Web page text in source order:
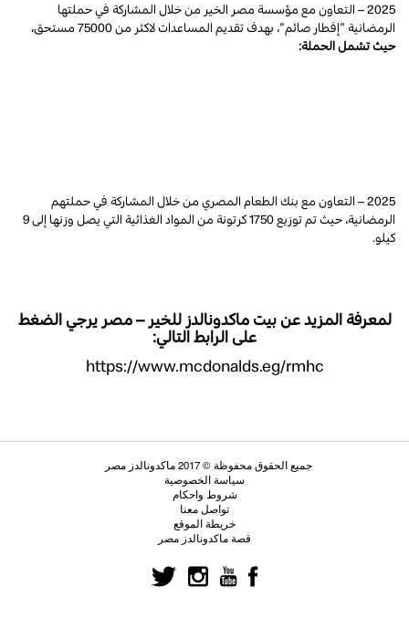
2025 – التعاون مع مؤسسة مصر الخير من خلال المشاركة في حملتها
الرمضانية "إفطار صائم"، بهدف تقديم المساعدات لاكثر من 75000 مستحق،
حيث تشمل الحملة:
2025 – التعاون مع بنك الطعام المصري من خلال المشاركة في حملتهم
الرمضانية، حيث تم توزيع 1750 كرتونة من المواد الغذائية التي يصل وزنها إلى 9
كيلو.
لمعرفة المزيد عن بيت ماكدونالدز للخير – مصر يرجي الضغط
على الرابط التالي:
https://www.mcdonalds.eg/rmhc
جميع الحقوق محفوظة © 2017 ماكدونالدز مصر
سياسة الخصوصية
شروط واحكام
تواصل معنا
خريطة الموقع
قصة ماكدونالدز مصر